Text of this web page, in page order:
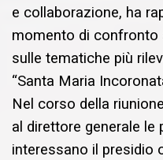
e collaborazione, ha
momento di confronto
sulle tematiche più
“Santa Maria
Nel corso della
al direttore generale le
interessano il presidio